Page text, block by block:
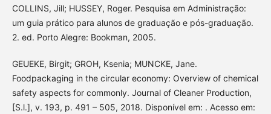
COLLINS, Jill; HUSSEY, Roger. Pesquisa em Administração:
um guia prático para alunos de graduação e pós-graduação.
2. ed. Porto Alegre: Bookman, 2005.
GEUEKE, Birgit; GROH, Ksenia; MUNCKE, Jane.
Foodpackaging in the circular economy: Overview of chemical
safety aspects for commonly. Journal of Cleaner Production,
[S.l.], v. 193, p. 491 – 505, 2018. Disponível em: . Acesso em: